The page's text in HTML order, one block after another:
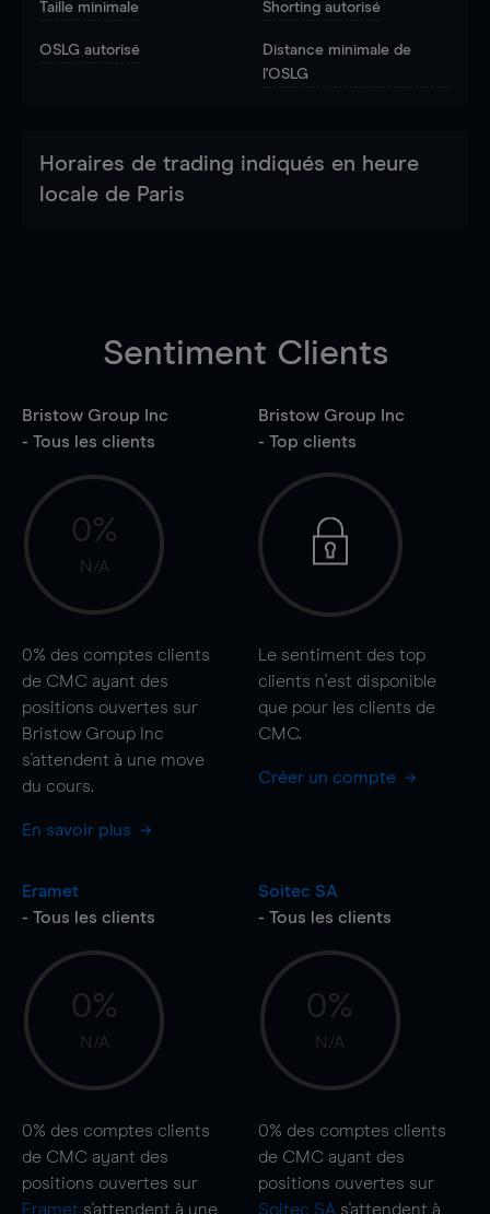
Taille minimale Shorting autorisé
OSLG autorisé
Distance minimale de
l'OSLG
Horaires de trading indiqués en heure
locale de Paris
Sentiment Clients
Bristow Group Inc
- Tous les clients
0%
N/A
0% des comptes clients
de CMC ayant des
positions ouvertes sur
Bristow Group Inc
s'attendent à une move
du cours.
En savoir plus
Bristow Group Inc
- Top clients
Le sentiment des top
clients n'est disponible
que pour les clients de
CMC.
Créer un compte
Eramet
- Tous les clients
0%
N/A
0% des comptes clients
de CMC ayant des
positions ouvertes sur
Eramet s'attendent à une
Soitec SA
- Tous les clients
0%
N/A
0% des comptes clients
de CMC ayant des
positions ouvertes sur
Soitec SA s'attendent à